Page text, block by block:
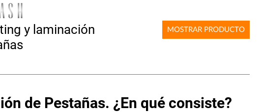
y laminación
MOSTRAR PRODUCTO
de Pestañas. ¿En qué consiste?